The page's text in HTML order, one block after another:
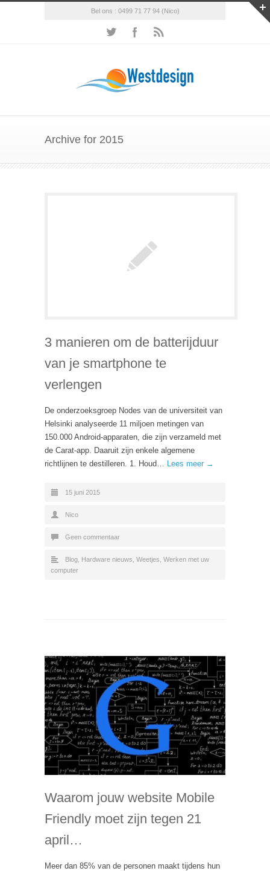
Bel ons : 0499 71 77 94 (Nico)
Archive for 2015
3 manieren om de batterijduur
van je smartphone te
verlengen
De onderzoeksgroep Nodes van de universiteit van
Helsinki analyseerde 11 miljoen metingen van
150.000 Android-apparaten, die zijn verzameld met
de Carat-app. Daaruit zijn enkele algemene
richtlijnen te destilleren. 1. Houd… Lees meer →
15 juni 2015
Nico
Geen commentaar
Blog Hardware nieuws Weetjes Werken met uw
computer
Waarom jouw website Mobile
Friendly moet zijn tegen 21
april…
Meer dan 85% van de personen maakt tijdens hun